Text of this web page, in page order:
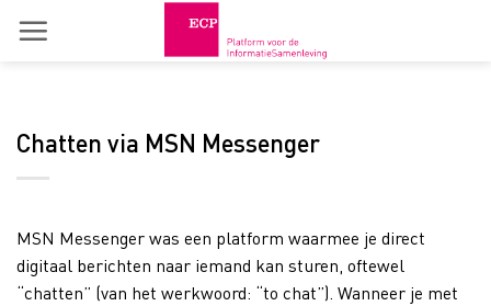
Chatten via MSN Messenger
MSN Messenger was een platform waarmee je direct
digitaal berichten naar iemand kan sturen, oftewel
“chatten” (van het werkwoord: “to chat”). Wanneer je met